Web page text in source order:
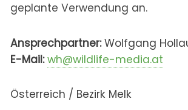
geplante Verwendung an.
Ansprechpartner:Wolfgang
E-Mail: wh@wildlife-media.at
Österreich / Bezirk Melk